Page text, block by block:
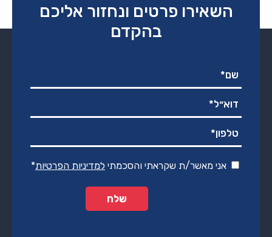
השאירו פרטים ונחזור אליכם
בהקדם
אני מאשר/ת שקראתי והסכמתי למדיניות הפרטיות*